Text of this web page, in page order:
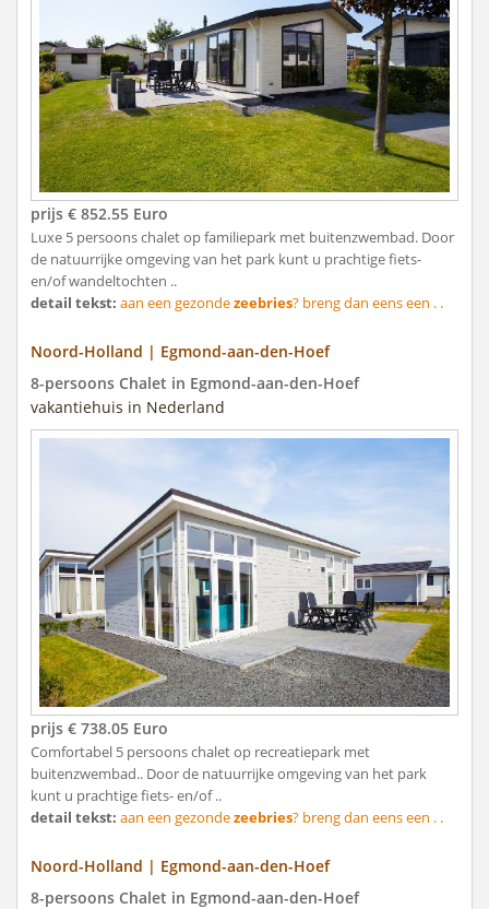
prijs € 852.55 Euro
Luxe 5 persoons chalet op familiepark met buitenzwembad. Door
de natuurrijke omgeving van het park kunt u prachtige fiets-
en/of wandeltochten ..
detail tekst: aan een gezondezeebries? breng dan eens een . .
Noord-Holland | Egmond-aan-den-Hoef
8-persoons Chalet in Egmond-aan-den-Hoef
vakantiehuis in Nederland
prijs € 738.05 Euro
Comfortabel 5 persoons chalet op recreatiepark met
buitenzwembad.. Door de natuurrijke omgeving van het park
kunt u prachtige fiets- en/of ..
detail tekst: aan een gezondezeebries? breng dan eens een . .
Noord-Holland | Egmond-aan-den-Hoef
8-persoons Chalet in Egmond-aan-den-Hoef